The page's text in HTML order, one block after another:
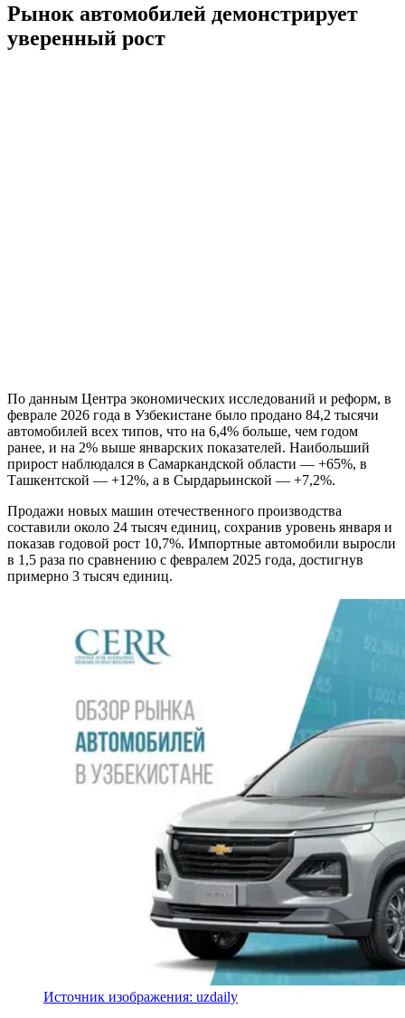
Рынок автомобилей демонстрирует
уверенный рост
По данным Центра экономических исследований и реформ, в
феврале 2026 года в Узбекистане было продано 84,2 тысячи
автомобилей всех типов, что на 6,4% больше, чем годом
ранее, и на 2% выше январских показателей. Наибольший
прирост наблюдался в Самаркандской области — +65%, в
Ташкентской — +12%, а в Сырдарьинской — +7,2%.
Продажи новых машин отечественного производства
составили около 24 тысяч единиц, сохранив уровень января и
показав годовой рост 10,7%. Импортные автомобили выросли
в 1,5 раза по сравнению с февралем 2025 года, достигнув
примерно 3 тысяч единиц.
Источник изображения: uzdaily